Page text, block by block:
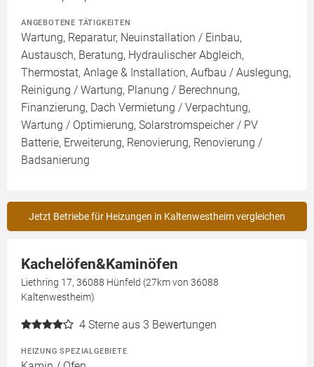
ANGEBOTENE TÄTIGKEITEN
Wartung, Reparatur, Neuinstallation / Einbau,
Austausch, Beratung, Hydraulischer Abgleich,
Thermostat, Anlage & Installation, Aufbau / Auslegung,
Reinigung / Wartung, Planung / Berechnung,
Finanzierung, Dach Vermietung / Verpachtung,
Wartung / Optimierung, Solarstromspeicher / PV
Batterie, Erweiterung, Renovierung, Renovierung /
Badsanierung
Jetzt Betriebe für Heizungen in Kaltenwestheim vergleichen
Kachelöfen&Kaminöfen
Liethring 17, 36088 Hünfeld (27km von 36088
Kaltenwestheim)
4 Sterne aus 3 Bewertungen
HEIZUNG SPEZIALGEBIETE